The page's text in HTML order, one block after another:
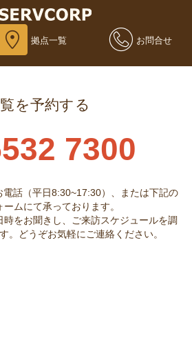
拠点一覧 お問合せ
を予約する
7300
話（平日8:30~17:30）、または下記の
ームにて承っております。
をお聞きし、ご来訪スケジュールを調
。どうぞお気軽にご連絡ください。